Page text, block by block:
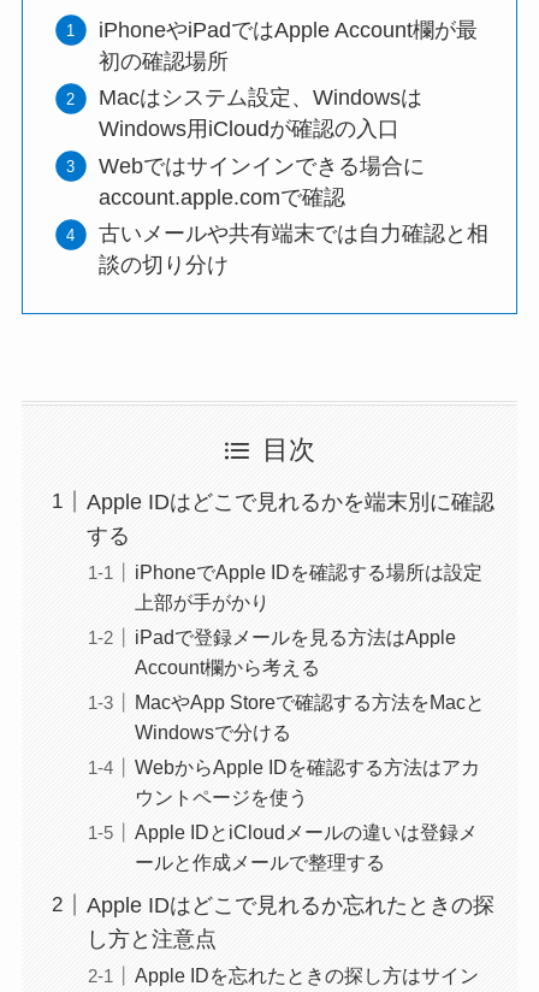
iPhoneやiPadではApple Account欄が最
初の確認場所
Macはシステム設定、Windowsは
Windows用iCloudが確認の入口
Webではサインインできる場合に
account.apple.comで確認
古いメールや共有端末では自力確認と相
談の切り分け
目次
Apple IDはどこで見れるかを端末別に確認
する
iPhoneでApple IDを確認する場所は設定
上部が手がかり
iPadで登録メールを見る方法はApple
Account欄から考える
MacやApp Storeで確認する方法をMacと
Windowsで分ける
WebからApple IDを確認する方法はアカ
ウントページを使う
Apple IDとiCloudメールの違いは登録メ
ールと作成メールで整理する
Apple IDはどこで見れるか忘れたときの探
し方と注意点
Apple IDを忘れたときの探し方はサイン